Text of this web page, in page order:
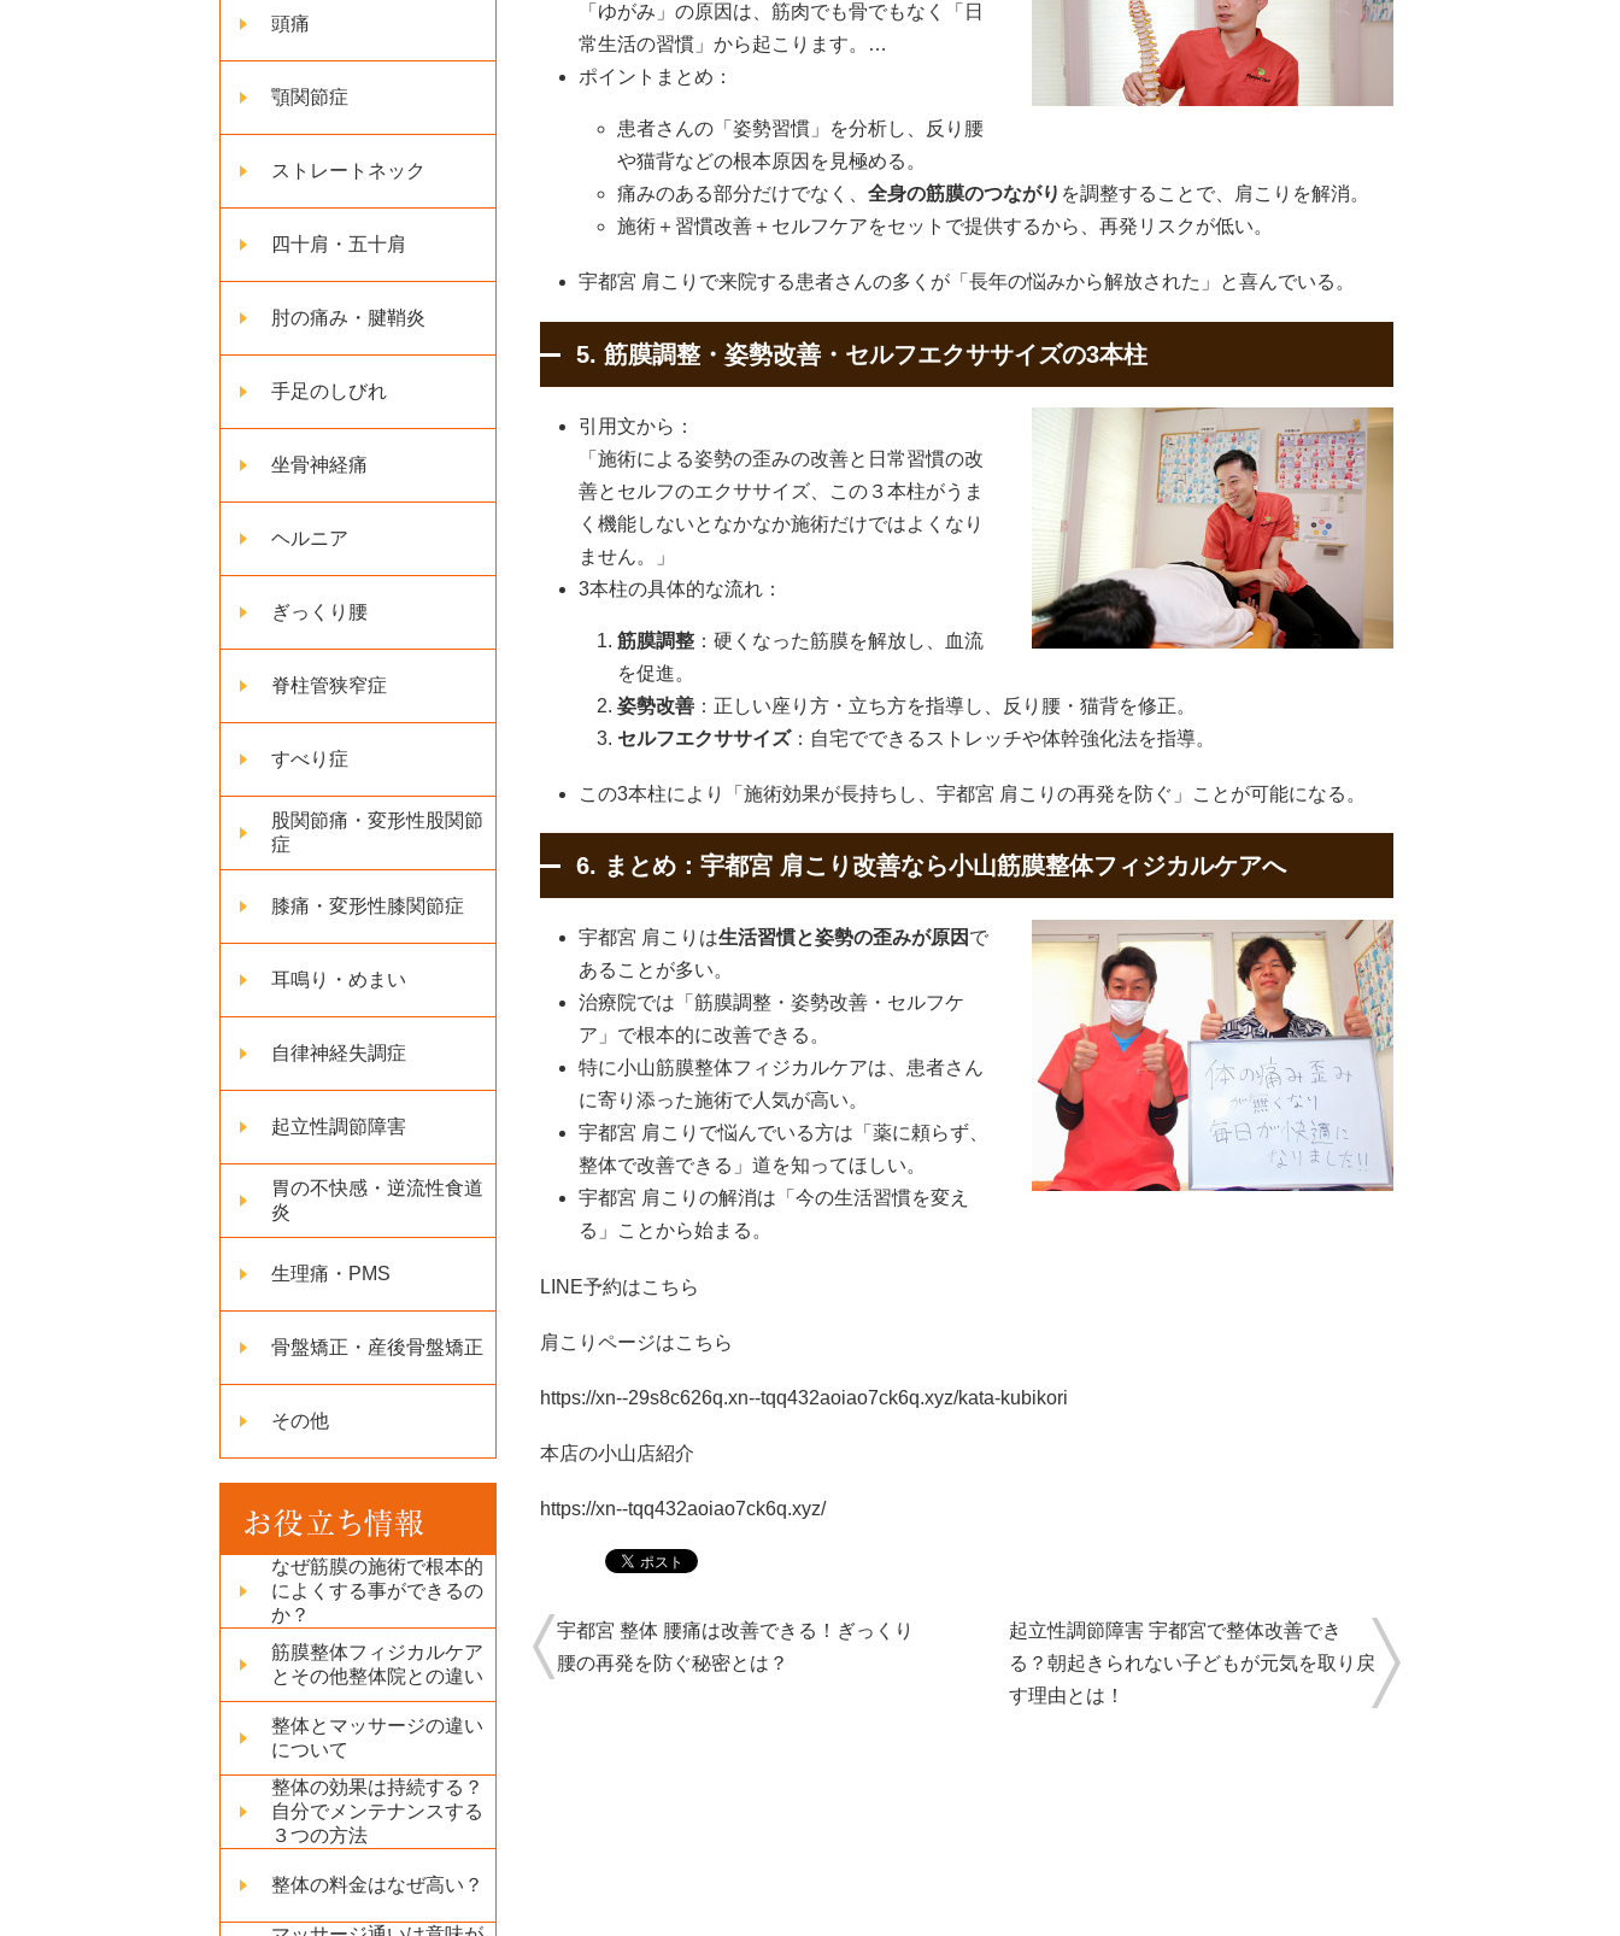
頭痛
顎関節症
ストレートネック
四十肩・五十肩
肘の痛み・腱鞘炎
手足のしびれ
坐骨神経痛
ヘルニア
ぎっくり腰
脊柱管狭窄症
すべり症
股関節痛・変形性股関節
症
膝痛・変形性膝関節症
耳鳴り・めまい
自律神経失調症
起立性調節障害
胃の不快感・逆流性食道
炎
生理痛・PMS
骨盤矯正・産後骨盤矯正
その他
なぜ筋膜の施術で根本的
によくする事ができるの
か？
筋膜整体フィジカルケア
とその他整体院との違い
整体とマッサージの違い
について
整体の効果は持続する？
自分でメンテナンスする
３つの方法
整体の料金はなぜ高い？
「ゆがみ」の原因は、筋肉でも骨でもなく「日
常生活の習慣」から起こります。…
ポイントまとめ：
患者さんの「姿勢習慣」を分析し、反り腰
や猫背などの根本原因を見極める。
痛みのある部分だけでなく、 全身の筋膜のつながり を調整することで、肩こりを解消。
施術＋習慣改善＋セルフケアをセットで提供するから、再発リスクが低い。
宇都宮 肩こりで来院する患者さんの多くが「長年の悩みから解放された」と喜んでいる。
5. 筋膜調整・姿勢改善・セルフエクササイズの3本柱
引用文から：
「施術による姿勢の歪みの改善と日常習慣の改
善とセルフのエクササイズ、この３本柱がうま
く機能しないとなかなか施術だけではよくなり
ません。」
3本柱の具体的な流れ：
筋膜調整 ：硬くなった筋膜を解放し、血流
を促進。
姿勢改善 ：正しい座り方・立ち方を指導し、反り腰・猫背を修正。
セルフエクササイズ：自宅でできるストレッチや体幹強化法を指導。
この3本柱により「施術効果が長持ちし、宇都宮 肩こりの再発を防ぐ」ことが可能になる。
6. まとめ：宇都宮 肩こり改善なら小山筋膜整体フィジカルケアへ
宇都宮 肩こりは生活習慣と姿勢の歪みが原因 で
あることが多い。
治療院では「筋膜調整・姿勢改善・セルフケ
ア」で根本的に改善できる。
特に小山筋膜整体フィジカルケアは、患者さん
に寄り添った施術で人気が高い。
宇都宮 肩こりで悩んでいる方は「薬に頼らず、
整体で改善できる」道を知ってほしい。
宇都宮 肩こりの解消は「今の生活習慣を変え
る」ことから始まる。
LINE予約はこちら
肩こりページはこちら
https://xn--29s8c626q.xn--tqq432aoiao7ck6q.xyz/kata-kubikori
本店の小山店紹介
https://xn--tqq432aoiao7ck6q.xyz/
宇都宮 整体 腰痛は改善できる！ぎっくり
腰の再発を防ぐ秘密とは？
起立性調節障害 宇都宮で整体改善でき
る？朝起きられない子どもが元気を取り戻
す理由とは！